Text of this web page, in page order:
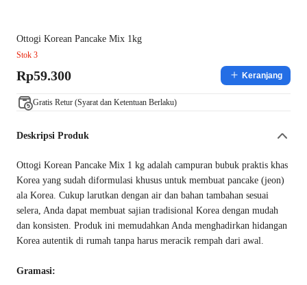
Ottogi Korean Pancake Mix 1kg
Stok 3
Rp59.300 Keranjang
Gratis Retur (Syarat dan Ketentuan Berlaku)
Deskripsi Produk
Ottogi Korean Pancake Mix 1 kg adalah campuran bubuk praktis khas
Korea yang sudah diformulasi khusus untuk membuat pancake (jeon)
ala Korea. Cukup larutkan dengan air dan bahan tambahan sesuai
selera, Anda dapat membuat sajian tradisional Korea dengan mudah
dan konsisten. Produk ini memudahkan Anda menghadirkan hidangan
Korea autentik di rumah tanpa harus meracik rempah dari awal.
Gramasi: